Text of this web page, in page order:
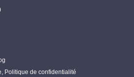
, Politique de confidentialité